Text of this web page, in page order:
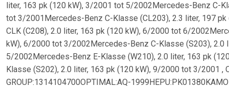
liter, 163 pk (120 kW), 3/2001 tot 5/2002Mercedes-Benz C-
tot 3/2001Mercedes-Benz C-Klasse (CL203), 2.3 liter, 197
CLK (C208), 2.0 liter, 163 pk (120 kW), 6/2000 tot 6/
kW), 6/2000 tot 3/2002Mercedes-Benz C-Klasse (S203), 2.0
5/2002Mercedes-Benz E-Klasse (W210), 2.0 liter, 163 pk
Klasse (S202), 2.0 liter, 163 pk (120 kW), 9/2000 tot 3/2001 ,
GROUP:1314104700OPTIMAL:AQ-